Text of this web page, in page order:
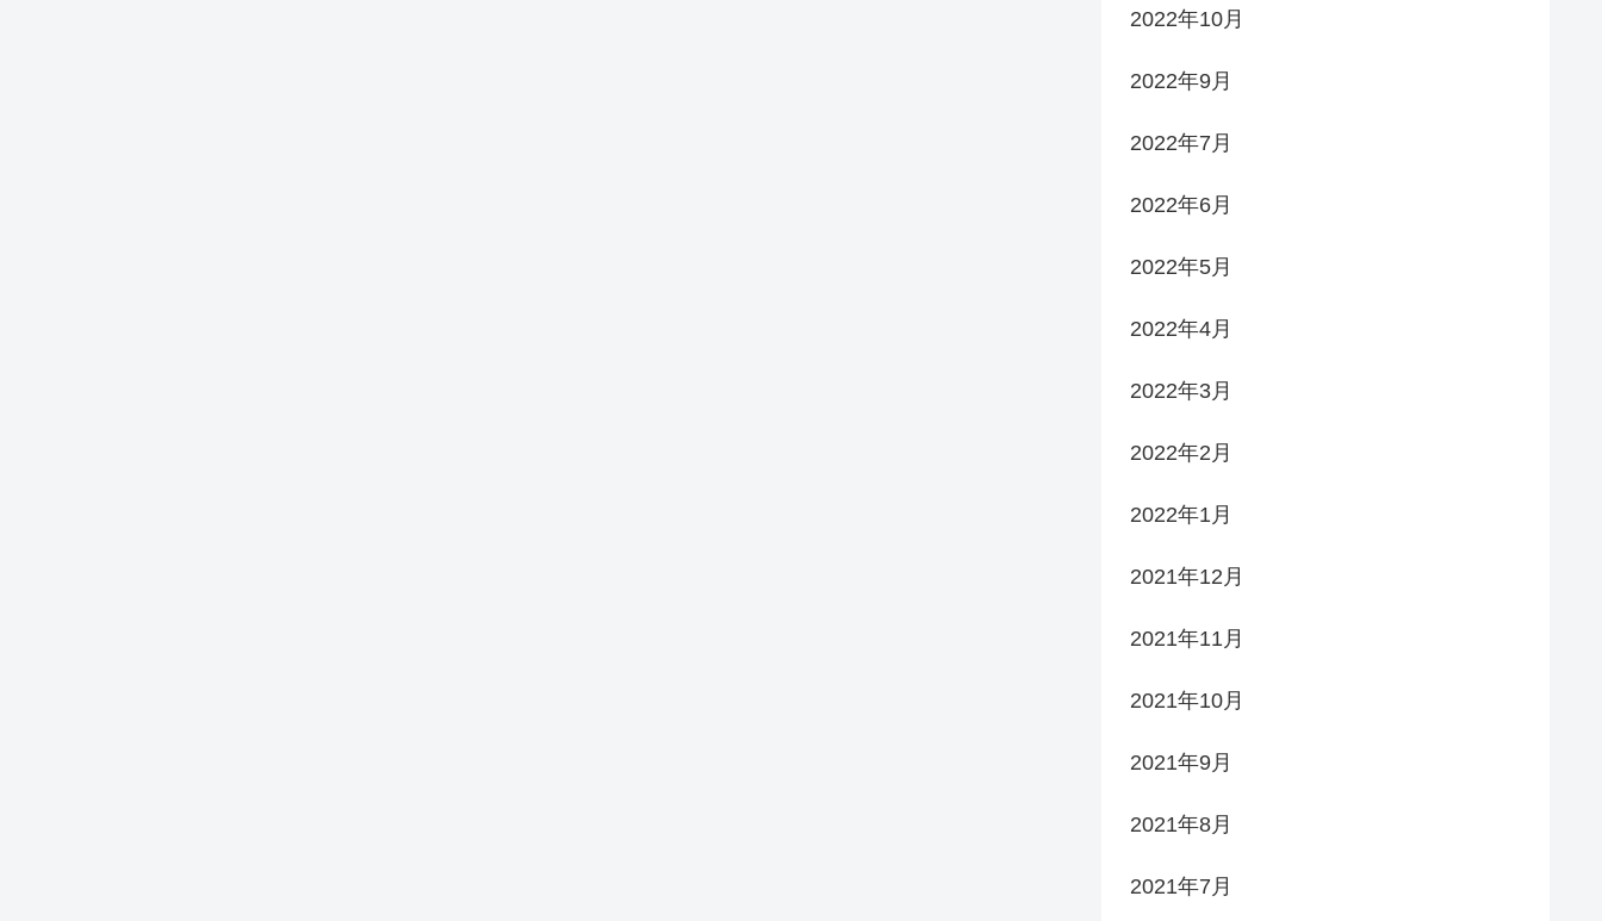
2022年10月
2022年9月
2022年7月
2022年6月
2022年5月
2022年4月
2022年3月
2022年2月
2022年1月
2021年12月
2021年11月
2021年10月
2021年9月
2021年8月
2021年7月